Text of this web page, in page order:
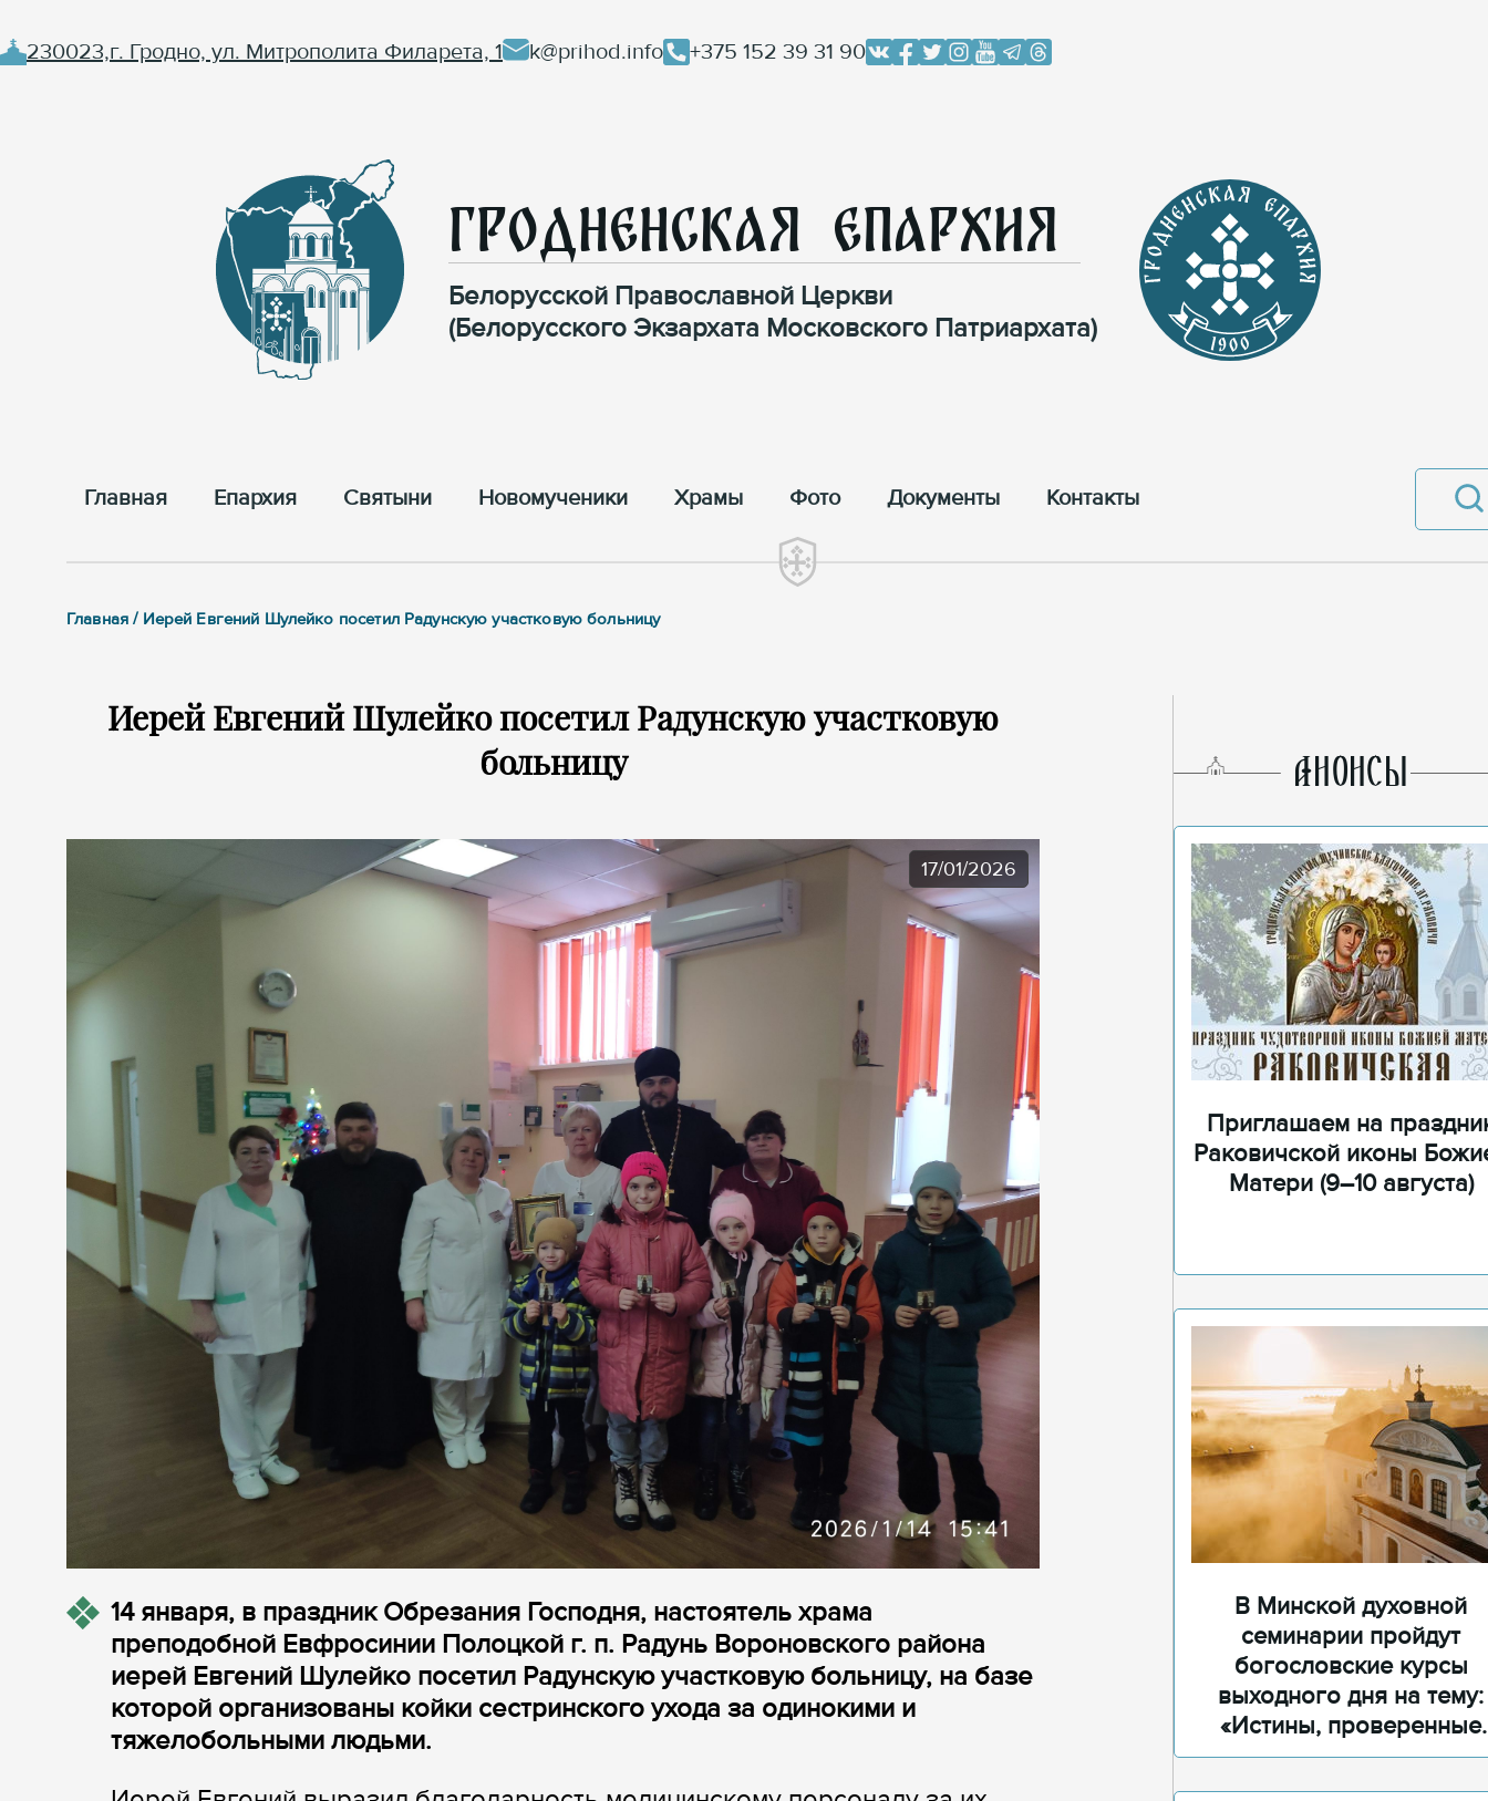
230023,г. Гродно, ул. Митрополита Филарета, 1 k@prihod.info +375 152 39 31 90
Гродненская Епархия
Белорусской Православной Церкви
(Белорусского Экзархата Московского Патриархата)
Главная Епархия Cвятыни Новомученики Храмы Фото Документы Контакты
Главная / Иерей Евгений Шулейко посетил Радунскую участковую больницу
Иерей Евгений Шулейко посетил Радунскую участковую
больницу
17/01/2026
14 января, в праздник Обрезания Господня, настоятель храма
преподобной Евфросинии Полоцкой г. п. Радунь Вороновского района
иерей Евгений Шулейко посетил Радунскую участковую больницу, на базе
которой организованы койки сестринского ухода за одинокими и
тяжелобольными людьми.
AНОНСЫ
Приглашаем на
Раковичской иконы
Матери (9–10 августа)
В Минской духовной
семинарии пройдут
богословские курсы
выходного дня на тему:
«Истины, проверенные
временем»